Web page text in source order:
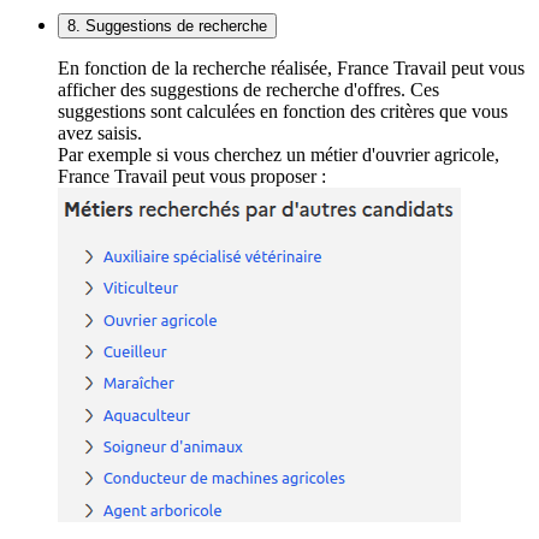
8. Suggestions de recherche
En fonction de la recherche réalisée, France Travail peut vous
afficher des suggestions de recherche d'offres. Ces
suggestions sont calculées en fonction des critères que vous
avez saisis.
Par exemple si vous cherchez un métier d'ouvrier agricole,
France Travail peut vous proposer :